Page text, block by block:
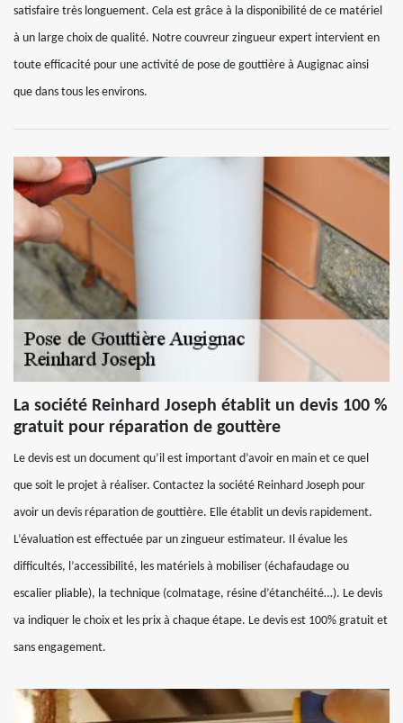
satisfaire très longuement. Cela est grâce à la disponibilité de ce matériel
à un large choix de qualité. Notre couvreur zingueur expert intervient en
toute efficacité pour une activité de pose de gouttière à Augignac ainsi
que dans tous les environs.
La société Reinhard Joseph établit un devis 100 %
gratuit pour réparation de gouttère
Le devis est un document qu’il est important d’avoir en main et ce quel
que soit le projet à réaliser. Contactez la société Reinhard Joseph pour
avoir un devis réparation de gouttière. Elle établit un devis rapidement.
L’évaluation est effectuée par un zingueur estimateur. Il évalue les
difficultés, l’accessibilité, les matériels à mobiliser (échafaudage ou
escalier pliable), la technique (colmatage, résine d’étanchéité…). Le devis
va indiquer le choix et les prix à chaque étape. Le devis est 100% gratuit et
sans engagement.